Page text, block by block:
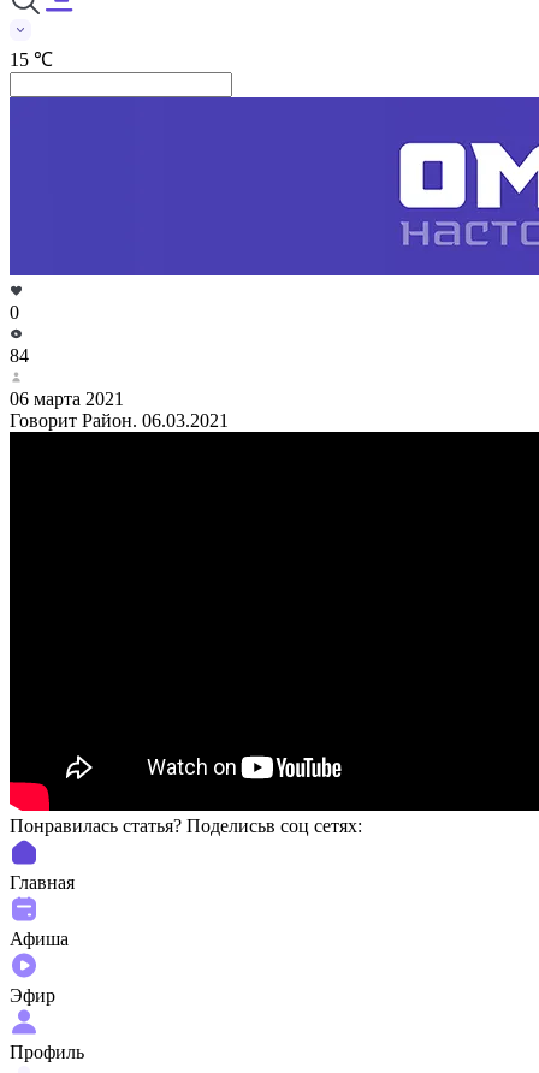
15 ℃
0
84
06 марта 2021
Говорит Район. 06.03.2021
Понравилась статья? Поделиcьв соц сетях:
Главная
Афиша
Эфир
Профиль